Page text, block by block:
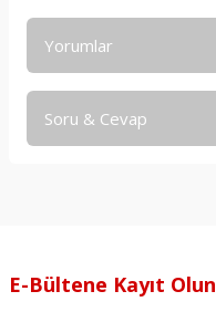
Yorumlar
Soru & Cevap
E-Bültene Kayıt Olun